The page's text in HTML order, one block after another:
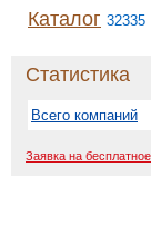
Каталог 32335
Статистика
Всего компаний
Заявка на